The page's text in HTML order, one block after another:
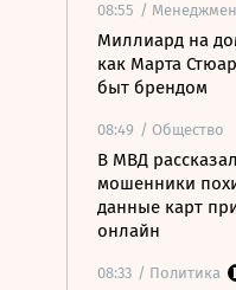
08:55 /
Миллиард на
как Марта
быт брендом
08:49 / Общество
В МВД
мошенники
данные карт
онлайн
08:33 / Политика